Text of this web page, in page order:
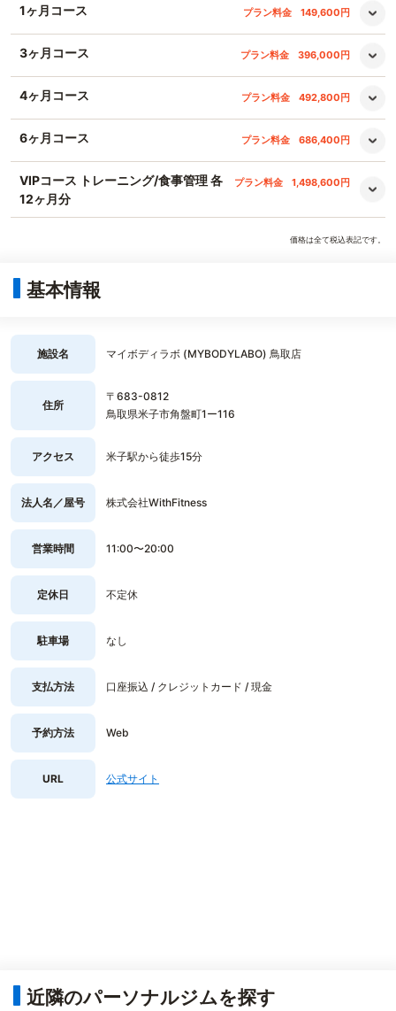
1ヶ月コース プラン料金 149,600円
3ヶ月コース プラン料金 396,000円
4ヶ月コース プラン料金 492,800円
6ヶ月コース プラン料金 686,400円
VIPコース トレーニング/食事管理 各
12ヶ月分
プラン料金 1,498,600円
価格は全て税込表記です。
基本情報
施設名 マイボディラボ (MYBODYLABO) 鳥取店
住所
〒683-0812
鳥取県米子市角盤町1ー116
アクセス 米子駅から徒歩15分
法人名／屋号 株式会社WithFitness
営業時間 11:00〜20:00
定休日 不定休
駐車場 なし
支払方法 口座振込 / クレジットカード / 現金
予約方法 Web
URL 公式サイト
近隣のパーソナルジムを探す